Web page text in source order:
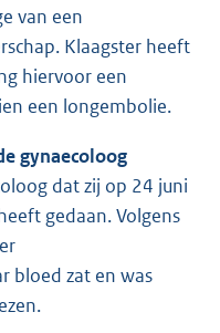
van een
Klaagster heeft
hiervoor een
een longembolie.
gynaecoloog
dat zij op 24 juni
gedaan. Volgens
bloed zat en was